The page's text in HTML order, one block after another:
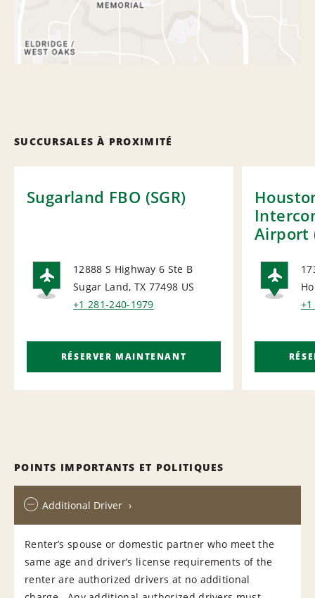
SUCCURSALES À PROXIMITÉ
Sugarland FBO (SGR)
AIRPORT
12888 S Highway 6 Ste B
Sugar Land, TX 77498 US
+1 281-240-1979
RÉSERVER MAINTENANT
Airport
POINTS IMPORTANTS ET POLITIQUES
Additional Driver
Renter’s spouse or domestic partner who meet the
same age and driver’s license requirements of the
renter are authorized drivers at no additional